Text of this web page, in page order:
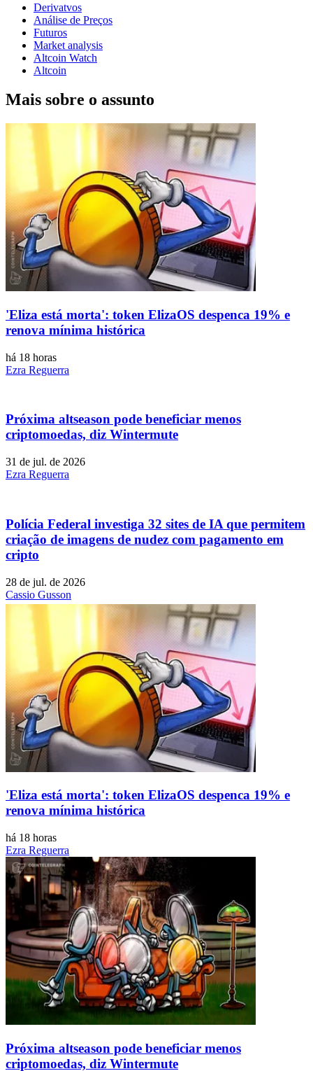
Derivatvos
Análise de Preços
Futuros
Market analysis
Altcoin Watch
Altcoin
Mais sobre o assunto
'Eliza está morta': token ElizaOS despenca 19% e
renova mínima histórica
há 18 horas
Ezra Reguerra
Próxima altseason pode beneficiar menos
criptomoedas, diz Wintermute
31 de jul. de 2026
Ezra Reguerra
Polícia Federal investiga 32 sites de IA que permitem
criação de imagens de nudez com pagamento em
cripto
28 de jul. de 2026
Cassio Gusson
'Eliza está morta': token ElizaOS despenca 19% e
renova mínima histórica
há 18 horas
Ezra Reguerra
Próxima altseason pode beneficiar menos
criptomoedas, diz Wintermute